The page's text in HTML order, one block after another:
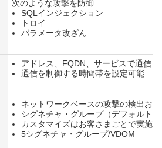
次のような攻撃を防御
SQLインジェクション
トロイ
パラメータ改ざん
アドレス、FQDN、サービスで通信
通信を制御する時間帯を設定可能
ネットワークベースの攻撃の検出お
シグネチャ・グループ（デフォルト
カスタマイズはお客さまごとで実施
5シグネチャ・グループ/VDOM